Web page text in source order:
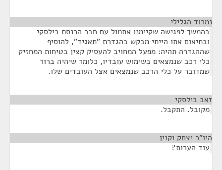
נמרוד הגלילי
בהמשך לפגישה שקיימנו אתמול עם חבר הכנסת בילסקי
ובתיאום אתו הייתי מבקש בהגדרת "תאגיד", להוסיף
שההגדרה תהיה: מפעל המחויב להעסיק קצין בטיחות המחזיק
כלי רכב שנמצאים בשימוש עובדיו, כלומר שיהיה ברור
שמדובר על כלי הרכב שנמצאים אצל העובדים שלו.
זאב בילסקי
מקובל. התקבל.
היו"ר יצחק וקנין
עוד הערות?